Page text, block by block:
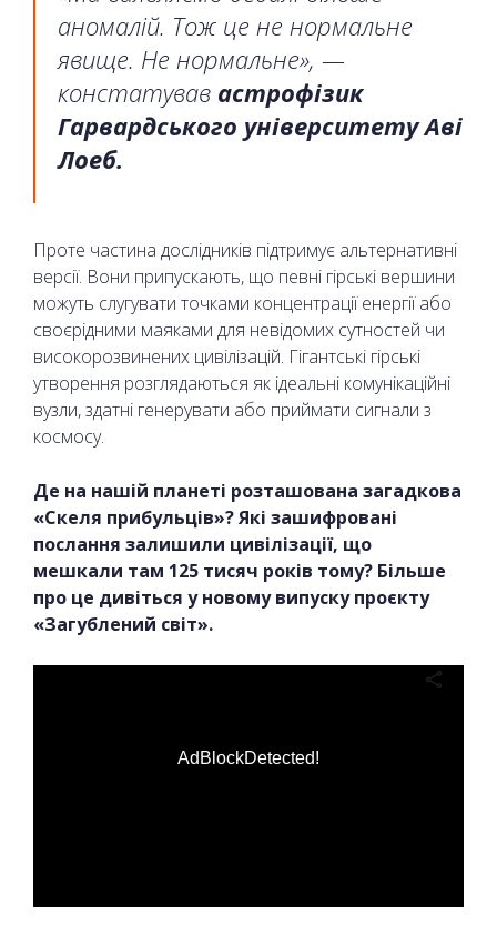
аномалій. Тож це не нормальне
явище. Не нормальне», —
констатував астрофізик
Гарвардського університету Аві
Лоеб.
Проте частина дослідників підтримує альтернативні
версії. Вони припускають, що певні гірські вершини
можуть слугувати точками концентрації енергії або
своєрідними маяками для невідомих сутностей чи
високорозвинених цивілізацій. Гігантські гірські
утворення розглядаються як ідеальні комунікаційні
вузли, здатні генерувати або приймати сигнали з
космосу.
Де на нашій планеті розташована загадкова
«Скеля прибульців»? Які зашифровані
послання залишили цивілізації, що
мешкали там 125 тисяч років тому? Більше
про це дивіться у новому випуску проєкту
«Загублений світ».
AdBlockDetected!